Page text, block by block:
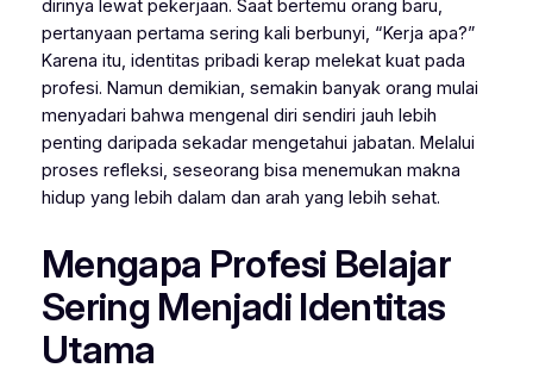
dirinya lewat pekerjaan. Saat bertemu orang baru,
pertanyaan pertama sering kali berbunyi, “Kerja apa?”
Karena itu, identitas pribadi kerap melekat kuat pada
profesi. Namun demikian, semakin banyak orang mulai
menyadari bahwa mengenal diri sendiri jauh lebih
penting daripada sekadar mengetahui jabatan. Melalui
proses refleksi, seseorang bisa menemukan makna
hidup yang lebih dalam dan arah yang lebih sehat.
Mengapa Profesi Belajar
Sering Menjadi Identitas
Utama